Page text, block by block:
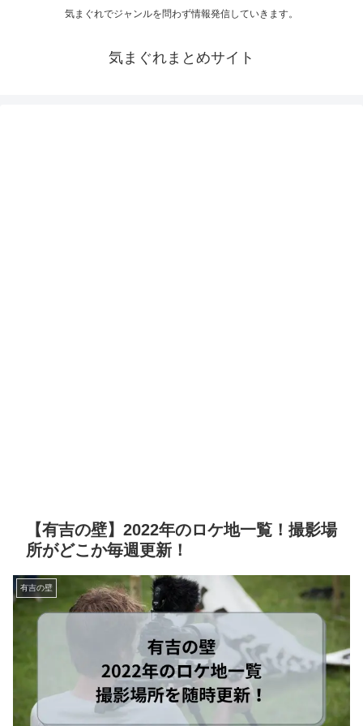
気まぐれでジャンルを問わず情報発信していきます。
気まぐれまとめサイト
【有吉の壁】2022年のロケ地一覧！撮影場
所がどこか毎週更新！
有吉の壁